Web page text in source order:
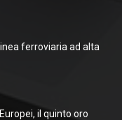
ferroviaria ad alta
il quinto oro